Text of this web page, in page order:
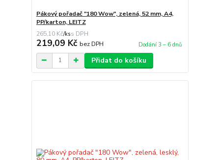
Pákový pořadač "180 Wow", zelená, 52 mm, A4,
PP/karton, LEITZ
265,10 Kč/ks
219,09 Kč bez DPH Dodání 3 – 6 dnů
Přidat do košíku